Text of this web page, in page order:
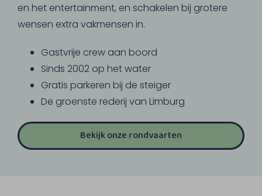
en het entertainment, en schakelen bij grotere
wensen extra vakmensen in.
Gastvrije crew aan boord
Sinds 2002 op het water
Gratis parkeren bij de steiger
De groenste rederij van Limburg
Bekijk onze rondvaarten